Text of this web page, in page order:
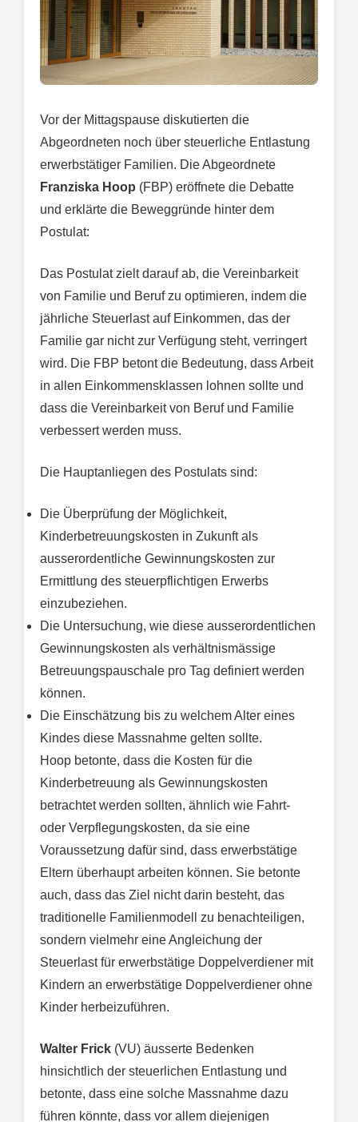
Vor der Mittagspause diskutierten die
Abgeordneten noch über steuerliche Entlastung
erwerbstätiger Familien. Die Abgeordnete
Franziska Hoop (FBP) eröffnete die Debatte
und erklärte die Beweggründe hinter dem
Postulat:
Das Postulat zielt darauf ab, die Vereinbarkeit
von Familie und Beruf zu optimieren, indem die
jährliche Steuerlast auf Einkommen, das der
Familie gar nicht zur Verfügung steht, verringert
wird. Die FBP betont die Bedeutung, dass Arbeit
in allen Einkommensklassen lohnen sollte und
dass die Vereinbarkeit von Beruf und Familie
verbessert werden muss.
Die Hauptanliegen des Postulats sind:
Die Überprüfung der Möglichkeit,
Kinderbetreuungskosten in Zukunft als
ausserordentliche Gewinnungskosten zur
Ermittlung des steuerpflichtigen Erwerbs
einzubeziehen.
Die Untersuchung, wie diese ausserordentlichen
Gewinnungskosten als verhältnismässige
Betreuungspauschale pro Tag definiert werden
können.
Die Einschätzung bis zu welchem Alter eines
Kindes diese Massnahme gelten sollte.
Hoop betonte, dass die Kosten für die
Kinderbetreuung als Gewinnungskosten
betrachtet werden sollten, ähnlich wie Fahrt-
oder Verpflegungskosten, da sie eine
Voraussetzung dafür sind, dass erwerbstätige
Eltern überhaupt arbeiten können. Sie betonte
auch, dass das Ziel nicht darin besteht, das
traditionelle Familienmodell zu benachteiligen,
sondern vielmehr eine Angleichung der
Steuerlast für erwerbstätige Doppelverdiener mit
Kindern an erwerbstätige Doppelverdiener ohne
Kinder herbeizuführen.
Walter Frick (VU) äusserte Bedenken
hinsichtlich der steuerlichen Entlastung und
betonte, dass eine solche Massnahme dazu
führen könnte, dass vor allem diejenigen